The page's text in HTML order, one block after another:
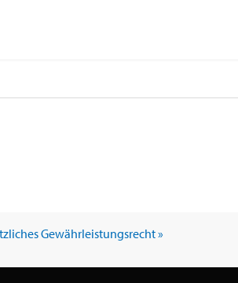
Gewährleistungsrecht »